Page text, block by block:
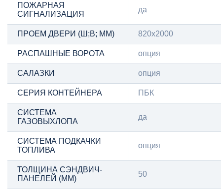
ПОЖАРНАЯ
СИГНАЛИЗАЦИЯ
да
ПРОЕМ ДВЕРИ (Ш;В; ММ) 820х2000
РАСПАШНЫЕ ВОРОТА опция
САЛАЗКИ опция
СЕРИЯ КОНТЕЙНЕРА ПБК
СИСТЕМА
ГАЗОВЫХЛОПА
да
СИСТЕМА ПОДКАЧКИ
ТОПЛИВА
опция
ТОЛЩИНА СЭНДВИЧ-
ПАНЕЛЕЙ (ММ)
50